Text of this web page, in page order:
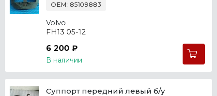
OEM: 85109883
Volvo
FH13 05-12
6 200 ₽
В наличии
Суппорт передний левый б/у